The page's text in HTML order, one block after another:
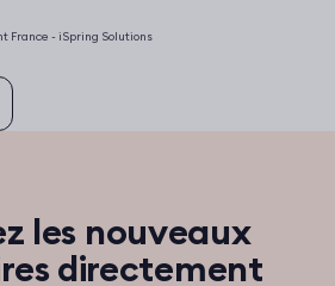
France - iSpring Solutions
les nouveaux
directement